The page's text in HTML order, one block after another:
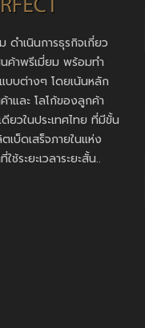
ดำเนินการธุรกิจเกี่ยว
ค้าพรีเมี่ยม พร้อมทำ
บบต่างๆ โดยเน้นหลัก
าและ โลโก้ของลูกค้า
ดียวในประเทศไทย ที่มีขั้น
เบ็ดเสร็จภายในแห่ง
ระยะเวลาระยะสั้น..